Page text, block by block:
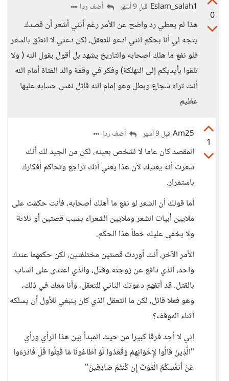
0
Eslam_salah1 قبل 9 أشهر أضف ردا
هذا لم يعطي رد واضح عن الأمر رغم أنني أشعر أن قصدك
يتجه لي أنا بحكم أنني ادعو للتعقل، لكن دعني لا انطق بالشعر
فلو نفع ما هلك اصحابه والتاريخ يشهد بل أقول بقول الله ( ولا
تلقوا بأيديكم إلى التهلكة) وفكر في وقفة والد الفتاة أمام الله
أنت تراه شجاع وبطل وهو إمام الله قاتل نفس حسابه عليها
عظيم
1
Am25 قبل 9 أشهر أضف ردا
المقصد كان عاما لا لشخص بعينه، لكن من الجيد لك أنك
شعرت أنه يعنيك لأن هذا يعني أنك تراجع وتحاكم أفكارك
باستمرار.
أما قولك أن الشعر لو نفع ما أهلك أصحابه، فأنت حكمت على
ملايين أبيات الشعر وملايين الشعراء بسبب قصتين أو ثلاثة
ولا يخفى عليك خطأ هذا الحكم.
الأمر الآخر، أنت أوردت قصتين مختلفتين، لكن حكمهما عندك
واحد، الذي دافع عن زوجته وقتل، والذي اعتدى على الشاب
بالقتل. قد أتفهم دعوتك الثاني للتعقل، وأنا معك في ذلك،
وهو فعلا قاتل، لكن ما التعقل الذي كان ينبغي للأول أن يسلكه
أثناء الموقف؟
إني لا أجد فرقا كبيرا من حيث المبدأ بين هذا الرأي ورأي
"الَّذِينَ قَالُوا لِإِخْوَانِهِمْ وَقَعَدُوا لَوْ أَطَاعُونَا مَا قُتِلُوا قُلْ فَادْرَءُوا
عَنْ أَنفُسِكُمُ الْمَوْتَ إِن كُنتُمْ صَادِقِينَ"